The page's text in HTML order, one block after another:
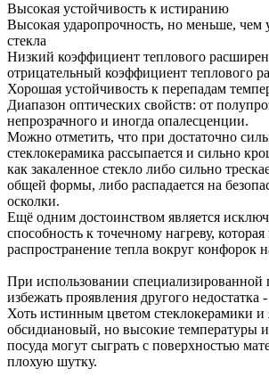
Высокая устойчивость к истиранию
Высокая ударопрочность, но меньше, чем
стекла
Низкий коэффициент теплового
отрицательный коэффициент теплового
Хорошая устойчивость к перепадам
Диапазон оптических свойств: от
непрозрачного и иногда опалесценции.
Можно отметить, что при достаточно
стеклокерамика рассыпается и сильно
как закаленное стекло либо сильно
общей формы, либо распадается на
осколки.
Ещё одним достоинством является
способность к точечному нагреву,
распространение тепла вокруг конфорок
При использовании
избежать проявления другого недостатка
Хоть истинным цветом стеклокерамики и
обсидиановый, но высокие температуры
посуда могут сыграть с поверхностью
плохую шутку.